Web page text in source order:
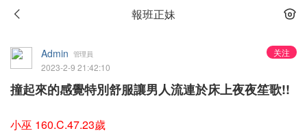
報班正妹
关注
Admin 管理員
2023-2-9 21:42:10
撞起來的感覺特別舒服讓男人流連於床上夜夜笙歌!!
小巫 160.C.47.23歲